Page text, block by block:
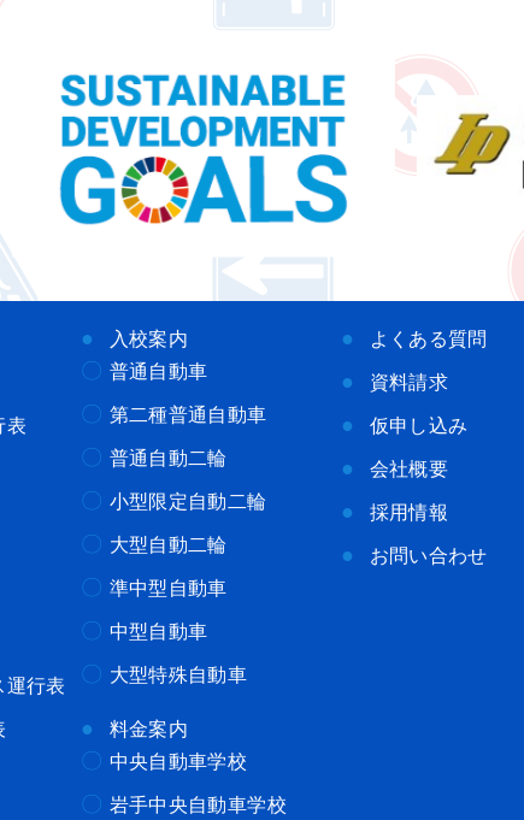
表
運行表
入校案内
普通自動車
第二種普通自動車
普通自動二輪
小型限定自動二輪
大型自動二輪
準中型自動車
中型自動車
大型特殊自動車
料金案内
中央自動車学校
岩手中央自動車学校
よくある質問
資料請求
仮申し込み
会社概要
採用情報
お問い合わせ